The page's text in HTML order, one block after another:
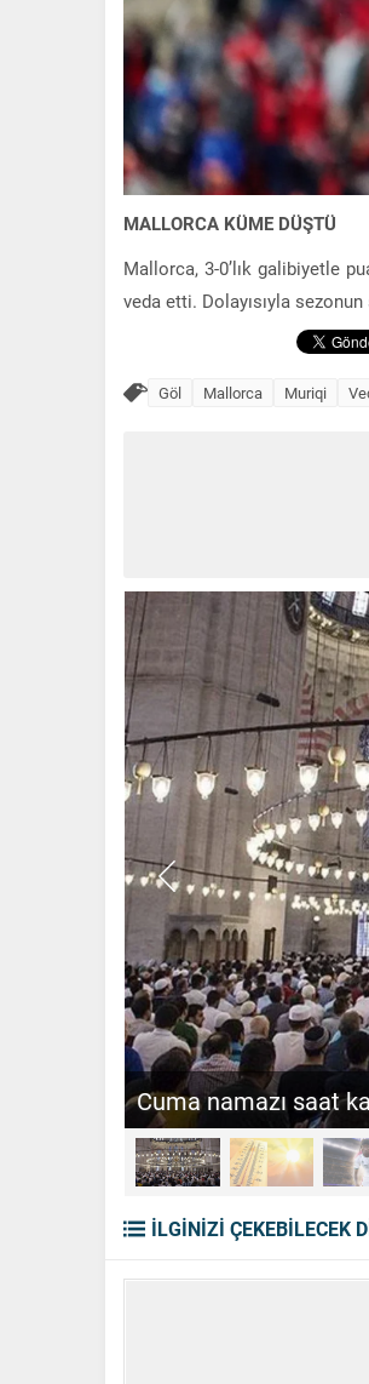
MALLORCA KÜME DÜŞTÜ
Mallorca, 3-0’lık galibiyetle
veda etti. Dolayısıyla
Göl Mallorca Muriqi
Kocaeli’de 34
İLGİNİZİ ÇEKEBİLECEK